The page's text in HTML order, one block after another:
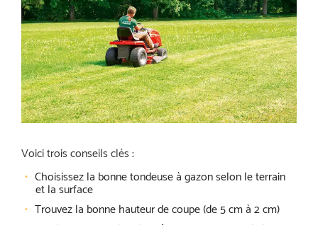
Voici trois conseils clés :
Choisissez la bonne tondeuse à gazon selon le terrain
et la surface
Trouvez la bonne hauteur de coupe (de 5 cm à 2 cm)